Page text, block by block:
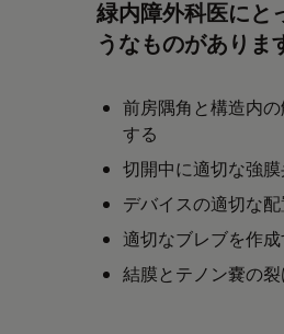
緑内障外科医にと
うなものがありま
前房隅角と構造内
する
切開中に適切な強
デバイスの適切な
適切なブレブを作成
結膜とテノン嚢の